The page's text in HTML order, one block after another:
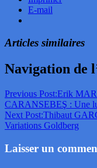
E-mail
Articles similaires
Navigation de
Previous Post:Erik
CARANSEBEŞ : Une
Next Post:Thibaut
Variations Goldberg
Laisser un